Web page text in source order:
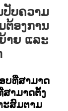
ປັບຄວາມ
ອງການ
າຍ ແລະ
ບທີ່ສາມາດ
າມາດຕັ້ງ
ະສົມຕາມ